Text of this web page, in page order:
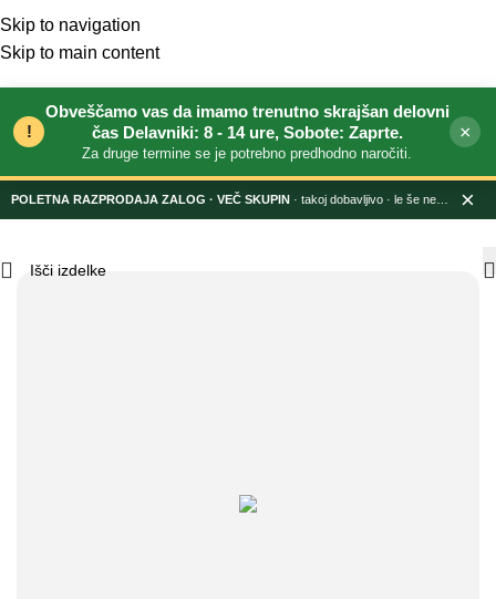
!
Obveščamo vas da imamo trenutno skrajšan delovni
čas Delavniki: 8 - 14 ure, Sobote: Zaprte.
Za druge termine se je potrebno predhodno naročiti.
×
POLETNA RAZPRODAJA ZALOG · takoj dobavljivo · le še nekaj dni ×
Skip to navigation
Skip to main content